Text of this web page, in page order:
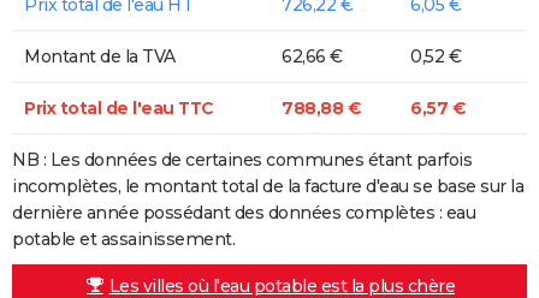
Montant de la TVA 62,66 € 0,52 €
Prix total de l'eau TTC 788,88 € 6,57 €
NB : Les données de certaines communes étant parfois
incomplètes, le montant total de la facture d'eau se base sur la
dernière année possédant des données complètes : eau
potable et assainissement.
Les villes où l'eau potable est la plus chère